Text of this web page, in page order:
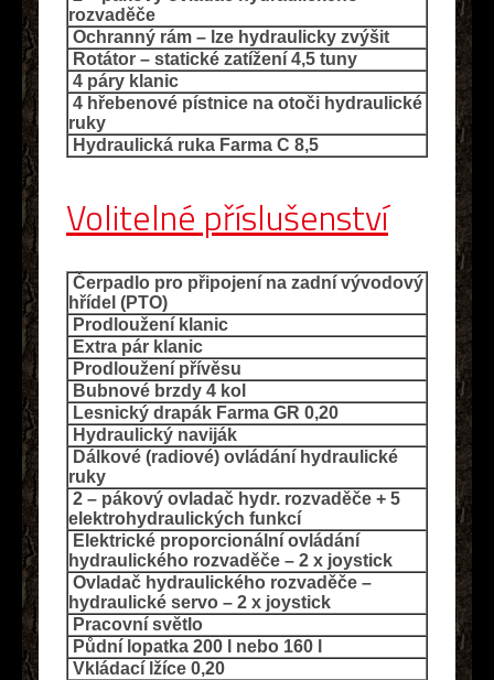
rozvaděče
Ochranný rám – lze hydraulicky zvýšit
Rotátor – statické zatížení 4,5 tuny
4 páry klanic
4 hřebenové pístnice na otoči hydraulické
ruky
Hydraulická ruka Farma C 8,5
Volitelné příslušenství
Čerpadlo pro připojení na zadní vývodový
hřídel (PTO)
Prodloužení klanic
Extra pár klanic
Prodloužení přívěsu
Bubnové brzdy 4 kol
Lesnický drapák Farma GR 0,20
Hydraulický naviják
Dálkové (radiové) ovládání hydraulické
ruky
2 – pákový ovladač hydr. rozvaděče + 5
elektrohydraulických funkcí
Elektrické proporcionální ovládání
hydraulického rozvaděče – 2 x joystick
Ovladač hydraulického rozvaděče –
hydraulické servo – 2 x joystick
Pracovní světlo
Půdní lopatka 200 l nebo 160 l
Vkládací lžíce 0,20